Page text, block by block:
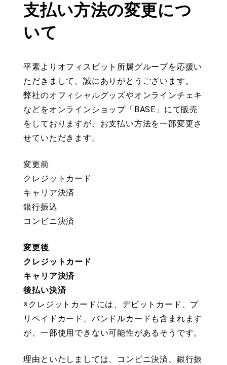
支払い方法の変更につ
いて
平素よりオフィスビット所属グループを応援い
ただきまして、誠にありがとうございます。
弊社のオフィシャルグッズやオンラインチェキ
などをオンラインショップ「BASE」にて販売
をしておりますが、お支払い方法を一部変更さ
せていただきます。
変更前
クレジットカード
キャリア決済
銀行振込
コンビニ決済
変更後
クレジットカード
キャリア決済
後払い決済
※クレジットカードには、デビットカード、プ
リペイドカード、バンドルカードも含まれます
が、一部使用できない可能性があるそうです。
理由といたしましては、コンビニ決済、銀行振